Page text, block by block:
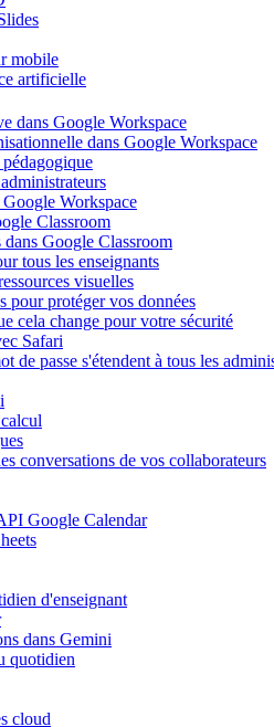
mobile
artificielle
dans Google Workspace
dans Google Workspace
Workspace
Classroom
Google Classroom
tous les enseignants
visuelles
pour protéger vos données
cela change pour votre sécurité
Safari
de passe s'étendent à tous les
conversations de vos collaborateurs
Google Calendar
d'enseignant
dans Gemini
quotidien
cloud